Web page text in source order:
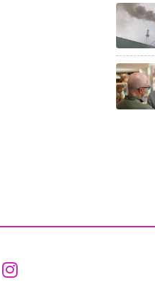
Aceder ao
Aceder ao